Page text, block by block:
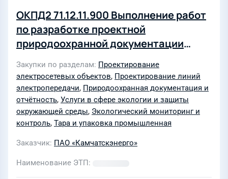
ОКПД2 71.12.11.900 Выполнение работ
по разработке проектной
природоохранной документации
производственной площадке
Мильковский район электрических
сетей для нужд филиала
Центральные Электрические сети
Закупки по разделам Проектирование
электросетевых объектов, Проектирование линий
электропередачи, Природоохранная документация и
отчётность, Услуги в сфере экологии и защиты
окружающей среды, Экологический мониторинг и
контроль, Тара и упаковка промышленная
Заказчик ПАО «Камчатскэнерго»
Наименование ЭТП